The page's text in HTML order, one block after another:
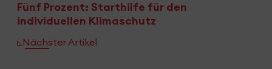
Fünf Prozent: Starthilfe für den
individuellen Klimaschutz
Nächster Artikel